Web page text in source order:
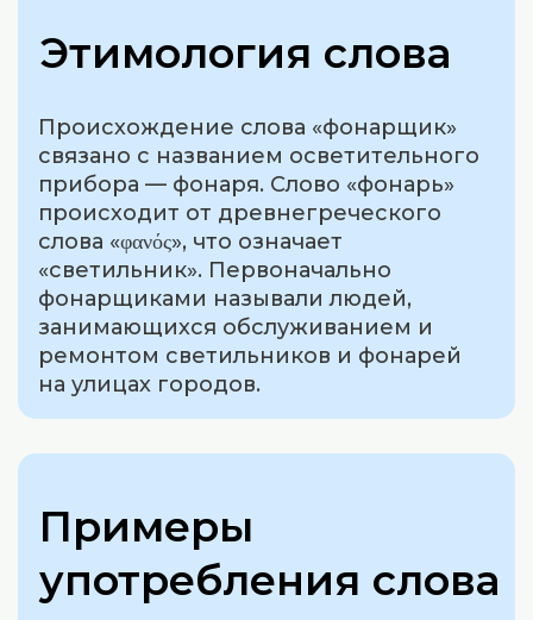
Этимология слова
Происхождение слова «фонарщик»
связано с названием осветительного
прибора — фонаря. Слово «фонарь»
происходит от древнегреческого
слова «φανός», что означает
«светильник». Первоначально
фонарщиками называли людей,
занимающихся обслуживанием и
ремонтом светильников и фонарей
на улицах городов.
Примеры
употребления слова